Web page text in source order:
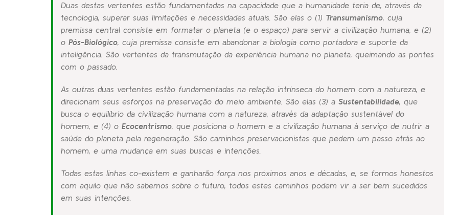
Duas destas vertentes estão fundamentadas na capacidade que a humanidade teria de, através da
tecnologia, superar suas limitações e necessidades atuais. São elas o (1) Transumanismo, cuja
premissa central consiste em formatar o planeta (e o espaço) para servir a civilização humana, e (2)
o Pós-Biológico, cuja premissa consiste em abandonar a biologia como portadora e suporte da
inteligência. São vertentes da transmutação da experiência humana no planeta, queimando as pontes
com o passado.
As outras duas vertentes estão fundamentadas na relação intrínseca do homem com a natureza, e
direcionam seus esforços na preservação do meio ambiente. São elas (3) a Sustentabilidade, que
busca o equilíbrio da civilização humana com a natureza, através da adaptação sustentável do
homem, e (4) o Ecocentrismo, que posiciona o homem e a civilização humana à serviço de nutrir a
saúde do planeta pela regeneração. São caminhos preservacionistas que pedem um passo atrás ao
homem, e uma mudança em suas buscas e intenções.
Todas estas linhas co-existem e ganharão força nos próximos anos e décadas, e, se formos honestos
com aquilo que não sabemos sobre o futuro, todos estes caminhos podem vir a ser bem sucedidos
em suas intenções.